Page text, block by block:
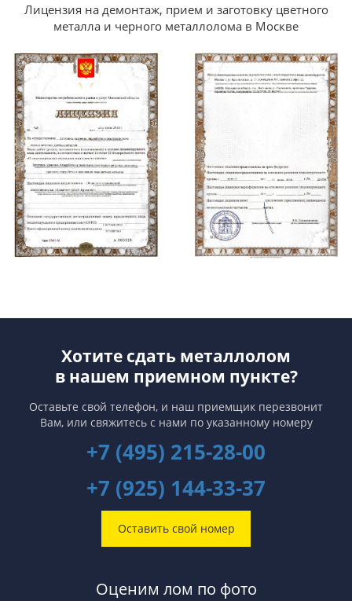
Лицензия на демонтаж, прием и заготовку цветного
металла и черного металлолома в Москве
Хотите сдать металлолом
в нашем приемном пункте?
Оставьте свой телефон, и наш приемщик перезвонит
Вам, или свяжитесь с нами по указанному номеру
+7 (495) 215-28-00
+7 (925) 144-33-37
Оставить свой номер
Оценим лом по фото